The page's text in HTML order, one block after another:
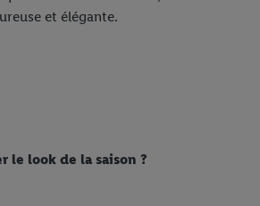
et élégante.
le look de la saison ?